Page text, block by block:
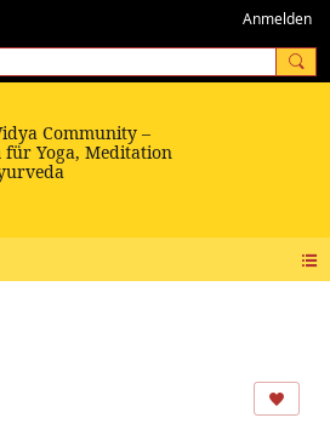
Anmelden